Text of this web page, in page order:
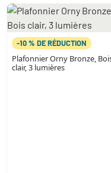
-10 % DE RÉDUCTION
Plafonnier Orny Bronze,
clair, 3 lumières